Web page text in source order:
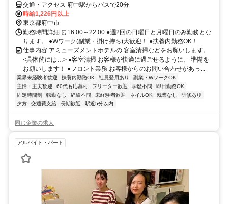
交通・アクセス 府中駅からバスで20分
時給1,226円以上
東京都府中市
勤務時間詳細 ⏰16:00～22:00 ●週2回の日曜日と月曜日のみ勤務とな
ります。 ●Wワーク(副業・掛け持ち)大歓迎！ ●扶養内勤務OK！
仕事内容 アミューズメントホテルの 客室清掃などをお願いします。
<具体的には…> ●客室清掃 お客様が快適に過ごせるように、 準備を
お願いします！ ●フロント業務 お客様からのお問い合わせがあっ...
業界未経験者歓迎 扶養内勤務OK 社員登用あり
副業・WワークOK
主婦・主夫歓迎
60代も応募可 フリーター歓迎 学歴不問
即日勤務OK
固定時間制
転勤なし 経験不問 未経験者歓迎 ネイルOK 残業なし
研修あり
夕方
交通費支給 長期歓迎 駅近5分以内
同じ企業の求人
アルバイト・パート